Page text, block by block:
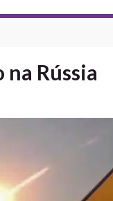
Rússia